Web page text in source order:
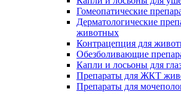
Гомеопатические
Дерматологические
животных
Контрацепция для
Обезболивающие
Капли и лосьоны для
Препараты для ЖКТ
Препараты для